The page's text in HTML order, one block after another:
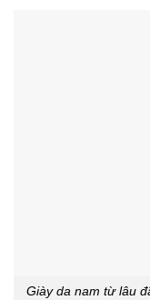
Giày da nam từ lâu